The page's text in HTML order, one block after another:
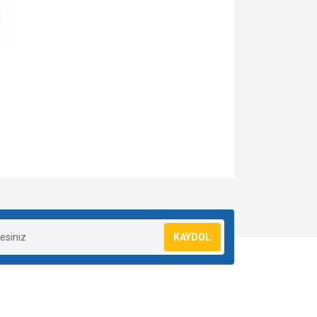
KAYDOL